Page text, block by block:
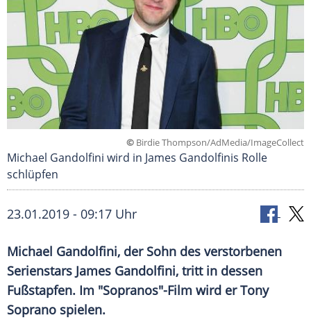
© Birdie Thompson/AdMedia/ImageCollect
Michael Gandolfini wird in James Gandolfinis Rolle
schlüpfen
23.01.2019 - 09:17 Uhr
Michael Gandolfini, der Sohn des verstorbenen
Serienstars James Gandolfini, tritt in dessen
Fußstapfen. Im "Sopranos"-Film wird erTony
Soprano spielen.